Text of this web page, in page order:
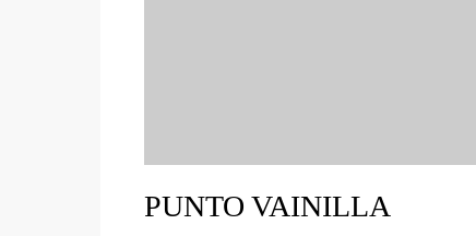
PUNTO VAINILLA